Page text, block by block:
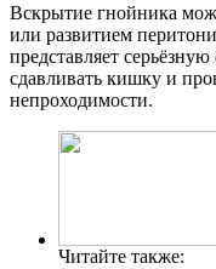
Вскрытие гнойника
или развитием
представляет
сдавливать кишку и
непроходимости.
Читайте также: